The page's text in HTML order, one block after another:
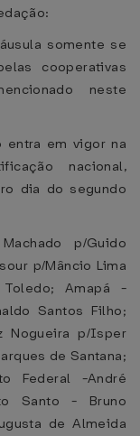
somente se
cooperativas
neste
entra em vigor na
nacional,
dia do segundo
p/Guido
p/Mâncio Lima
Amapá -
Santos Filho;
Nogueira p/Isper
de Santana;
Federal -André
Santo - Bruno
de Almeida